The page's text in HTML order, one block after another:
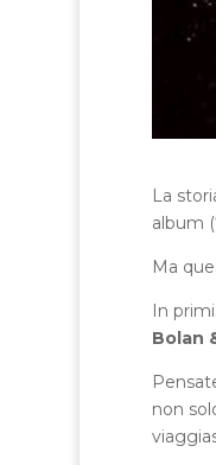
La
album
Ma
In
Bolan
non